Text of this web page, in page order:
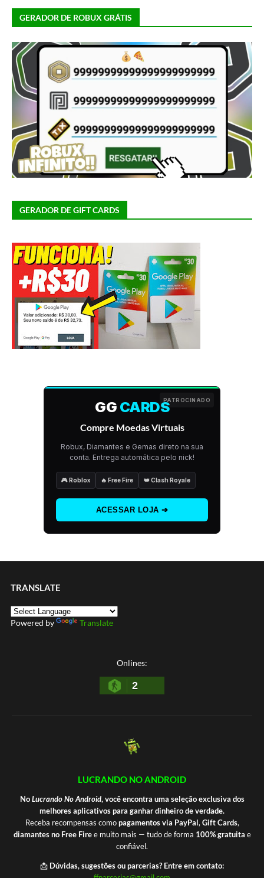
GERADOR DE ROBUX GRÁTIS
GERADOR DE GIFT CARDS
PATROCINADO
GG CARDS
Compre Moedas Virtuais
Robux, Diamantes e Gemas direto na sua
conta. Entrega automática pelo nick!
🎮 Roblox 🔥 Free Fire 👑 Clash Royale
ACESSAR LOJA ➔
TRANSLATE
Powered by Translate
Onlines:
2
LUCRANDO NO ANDROID
NoLucrando No Android, você encontra uma seleção exclusiva dos
melhores aplicativos para ganhar dinheiro de verdade.
Receba recompensas comopagamentos via PayPal, Gift Cards,
diamantes no Free Firee muito mais — tudo de forma 100% gratuita e
confiável.
📩 Dúvidas, sugestões ou parcerias? Entre em contato: